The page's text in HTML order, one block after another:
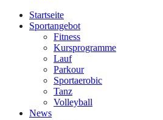
Startseite
Sportangebot
Fitness
Kursprogramme
Lauf
Parkour
Sportaerobic
Tanz
Volleyball
News